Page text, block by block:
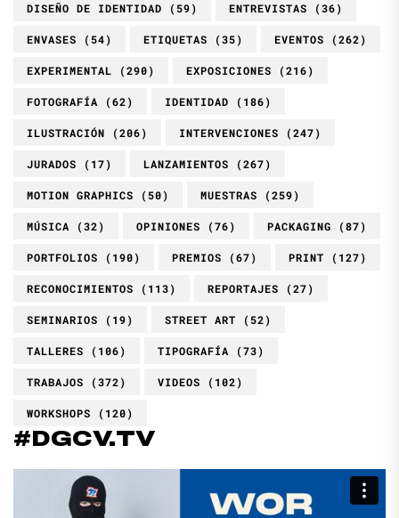
DISEÑO DE IDENTIDAD (59) ENTREVISTAS (36)
ENVASES (54) ETIQUETAS (35) EVENTOS (262)
EXPERIMENTAL (290) EXPOSICIONES (216)
FOTOGRAFÍA (62) IDENTIDAD (186)
ILUSTRACIÓN (206) INTERVENCIONES (247)
JURADOS (17) LANZAMIENTOS (267)
MOTION GRAPHICS (50) MUESTRAS (259)
MÚSICA (32) OPINIONES (76) PACKAGING (87)
PORTFOLIOS (190) PREMIOS (67) PRINT (127)
RECONOCIMIENTOS (113) REPORTAJES (27)
SEMINARIOS (19) STREET ART (52)
TALLERES (106) TIPOGRAFÍA (73)
TRABAJOS (372) VIDEOS (102)
WORKSHOPS (120)
#DGCV.TV
Reproductor